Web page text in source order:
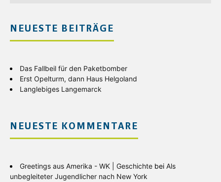
NEUESTE BEITRÄGE
Das Fallbeil für den Paketbomber
Erst Opelturm, dann Haus Helgoland
Langlebiges Langemarck
NEUESTE KOMMENTARE
Greetings aus Amerika - WK | Geschichte bei Als
unbegleiteter Jugendlicher nach New York